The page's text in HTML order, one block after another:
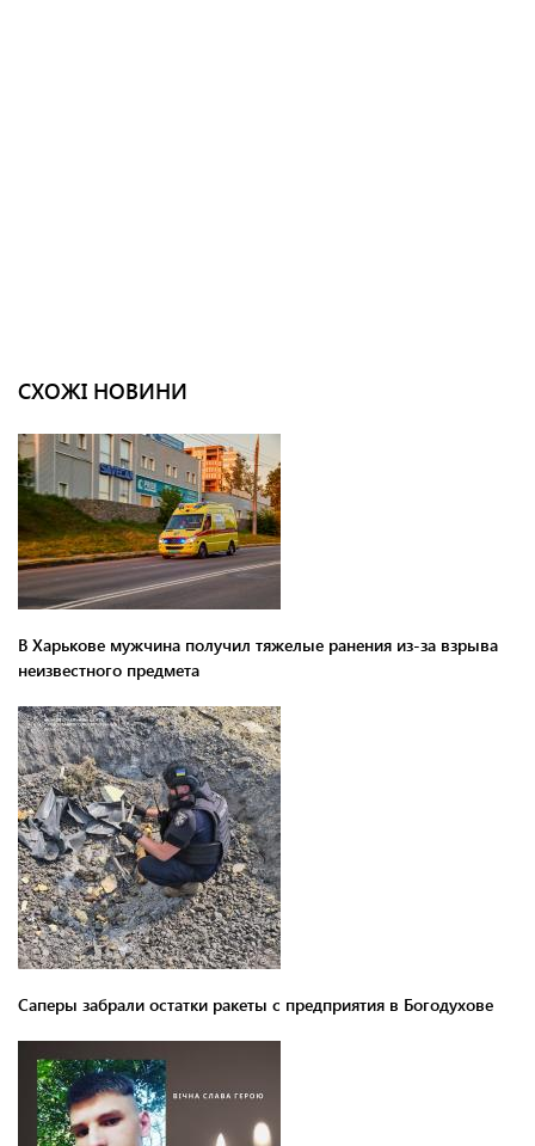
СХОЖІ НОВИНИ
В Харькове мужчина получил тяжелые ранения из-за взрыва
неизвестного предмета
Саперы забрали остатки ракеты с предприятия в Богодухове